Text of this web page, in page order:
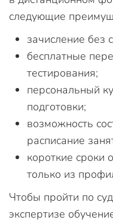
следующие
зачисление без
бесплатные
тестирования;
персональный
подготовки;
возможность
расписание
короткие сроки
только из
Чтобы пройти по
экспертизе